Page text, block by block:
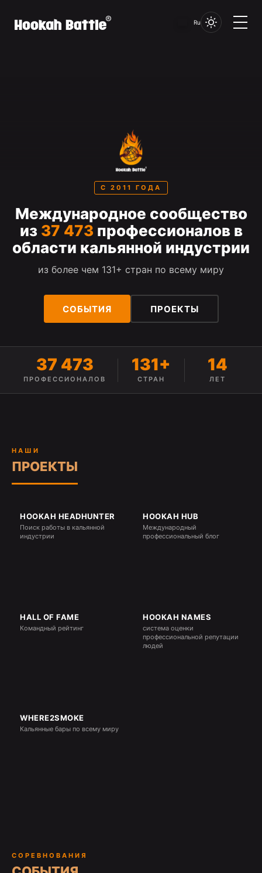
Ru
С 2011 ГОДА
Международное сообщество
из 37 473 профессионалов в
области кальянной индустрии
из более чем 131+ стран по всему миру
СОБЫТИЯ ПРОЕКТЫ
37 473
ПРОФЕССИОНАЛОВ
131+
CТРАН
14
ЛЕТ
НАШИ
ПРОЕКТЫ
HOOKAH HEADHUNTER
Поиск работы в кальянной
индустрии
HOOKAH HUB
Международный
профессиональный блог
HALL OF FAME
Командный рейтинг
HOOKAH NAMES
система оценки
профессиональной репутации
людей
WHERE2SMOKE
Кальянные бары по всему миру
СОРЕВНОВАНИЯ